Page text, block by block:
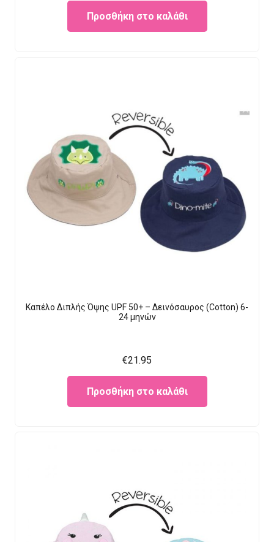
Προσθήκη στο καλάθι
Καπέλο Διπλής Όψης UPF 50+ – Δεινόσαυρος (Cotton) 6-
24 μηνών
€21.95
Προσθήκη στο καλάθι